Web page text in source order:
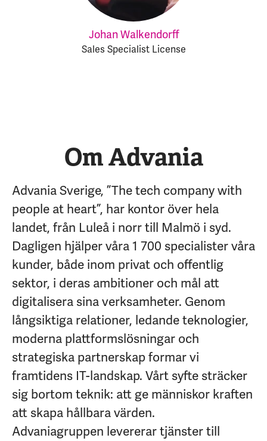
Johan Walkendorff
Sales Specialist License
Om Advania
Advania Sverige, ”The tech company with
people at heart”, har kontor över hela
landet, från Luleå i norr till Malmö i syd.
Dagligen hjälper våra 1 700 specialister våra
kunder, både inom privat och offentlig
sektor, i deras ambitioner och mål att
digitalisera sina verksamheter. Genom
långsiktiga relationer, ledande teknologier,
moderna plattformslösningar och
strategiska partnerskap formar vi
framtidens IT-landskap. Vårt syfte sträcker
sig bortom teknik: att ge människor kraften
att skapa hållbara värden.
Advaniagruppen levererar tjänster till